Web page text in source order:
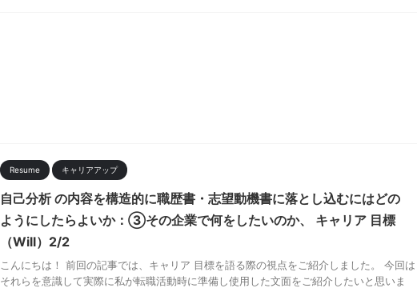
Resume キャリアアップ
自己分析 の内容を構造的に職歴書・志望動機書に落とし込むにはどの
ようにしたらよいか：③その企業で何をしたいのか、 キャリア 目標
（Will）2/2
こんにちは！ 前回の記事では、キャリア 目標を語る際の視点をご紹介しました。 今回は
それらを意識して実際に私が転職活動時に準備し使用した文面をご紹介したいと思いま